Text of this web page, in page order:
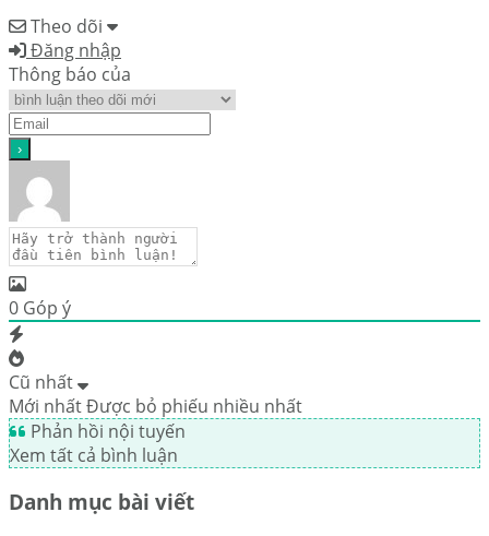
Theo dõi
Đăng nhập
Thông báo của
0 Góp ý
Cũ nhất
Mới nhấtĐược bỏ phiếu nhiều nhất
Phản hồi nội tuyến
Xem tất cả bình luận
Danh mục bài viết